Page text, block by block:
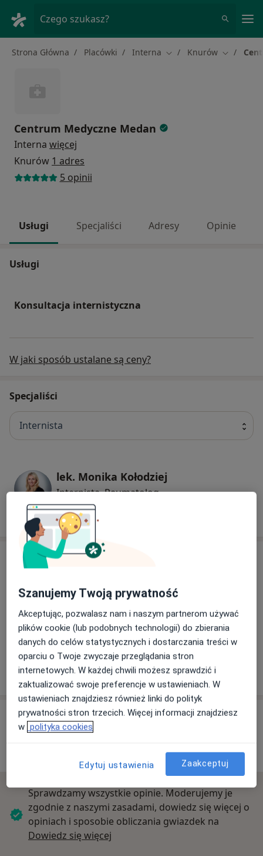
Czego szukasz?
Strona Główna Placówki Interna Zmień miasto
Knurów Zmień
Centrum Medyczne Medan
Interna więcej
Knurów 1 adres
5 opinii
Usługi Specjaliści Adresy Opinie
Usługi
Konsultacja internistyczna
W jaki sposób ustalane są ceny?
Specjaliści
Internista
lek. Monika Kołodziej
Internista, Reumatolog
Adres
Centrum Medyczne Medan
Stefana Batorego 1, 44-190 Knurów
Opinie o specjalistach (5)
Sprawdzamy wszystkie opinie. Moderujemy je
zgodnie z naszymi zasadami, dowiedz się więcej o
opiniach i sposobie obliczania gwiazdek na
Dowiedz się więcej
Szanujemy Twoją prywatność
Akceptując, pozwalasz nam i naszym partnerom używać
plików cookie (lub podobnych technologii) do zbierania
danych do celów statystycznych i dostarczania treści w
oparciu o Twoje zwyczaje przeglądania stron
internetowych. W każdej chwili możesz sprawdzić i
zaktualizować swoje preferencje w ustawieniach. W
ustawieniach znajdziesz również linki do polityk
prywatności stron trzecich. Więcej informacji znajdziesz
w polityka cookies
Edytuj ustawienia Zaakceptuj